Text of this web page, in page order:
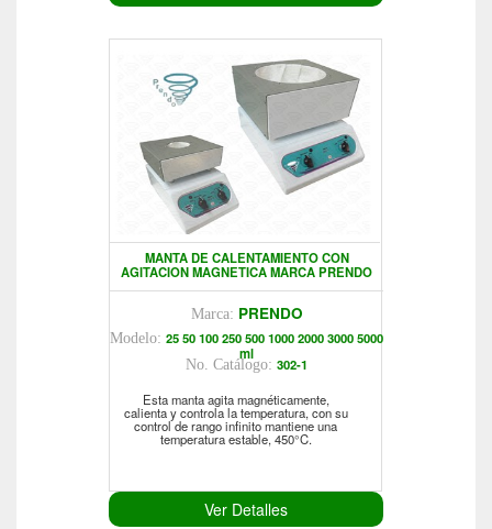
MANTA DE CALENTAMIENTO CON
AGITACION MAGNETICA MARCA PRENDO
Marca: PRENDO
Modelo: 25 50 100 250 500 1000 2000 3000 5000
ml
No. Catálogo: 302-1
Esta manta agita magnéticamente,
calienta y controla la temperatura, con su
control de rango infinito mantiene una
temperatura estable, 450°C.
Ver Detalles